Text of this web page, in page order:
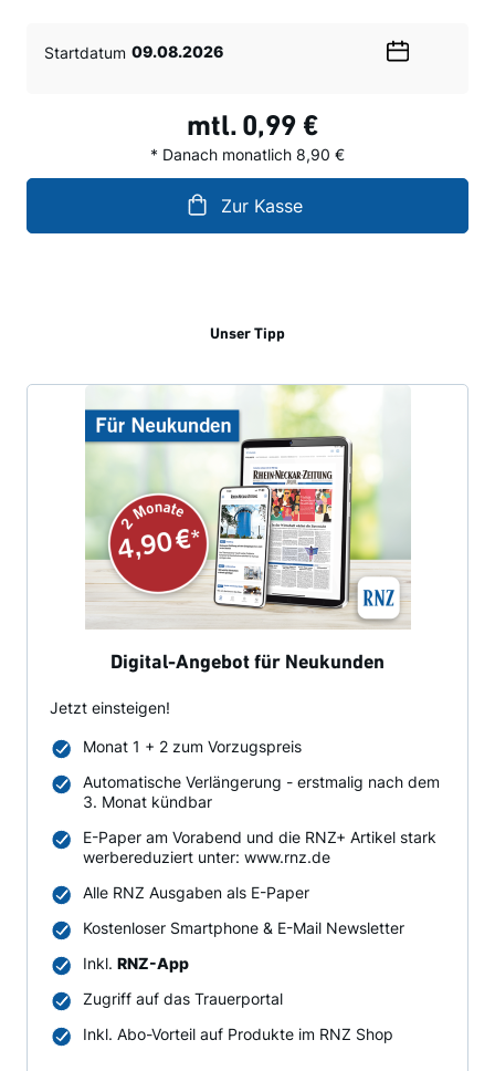
Startdatum
mtl. 0,99 €
* Danach monatlich 8,90 €
Zur Kasse
Unser Tipp
Digital-Angebot für Neukunden
Jetzt einsteigen!
Monat 1 + 2 zum Vorzugspreis
Automatische Verlängerung - erstmalig nach dem
3. Monat kündbar
E-Paper am Vorabend und die RNZ+ Artikel stark
werbereduziert unter: www.rnz.de
Alle RNZ Ausgaben als E-Paper
Kostenloser Smartphone & E-Mail Newsletter
Inkl. RNZ-App
Zugriff auf das Trauerportal
Inkl. Abo-Vorteil auf Produkte im RNZ Shop